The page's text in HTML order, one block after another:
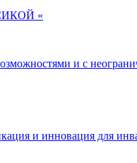
«
и с
и инновация для